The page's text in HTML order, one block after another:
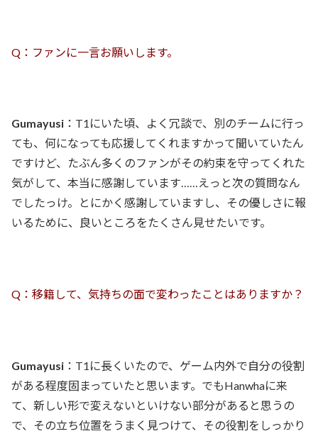
Q：ファンに一言お願いします。
Gumayusi ：T1にいた頃、よく冗談で、別のチームに行っ
ても、何になっても応援してくれますかって聞いていたん
ですけど、たぶん多くのファンがその約束を守ってくれた
気がして、本当に感謝しています……えっと次の質問なん
でしたっけ。とにかく感謝していますし、その優しさに報
いるために、良いところをたくさん見せたいです。
Q：移籍して、気持ちの面で変わったことはありますか？
Gumayusi ：T1に長くいたので、ゲーム内外で自分の役割
がある程度固まっていたと思います。でもHanwhaに来
て、新しい形で変えないといけない部分があると思うの
で、その立ち位置をうまく見つけて、その役割をしっかり